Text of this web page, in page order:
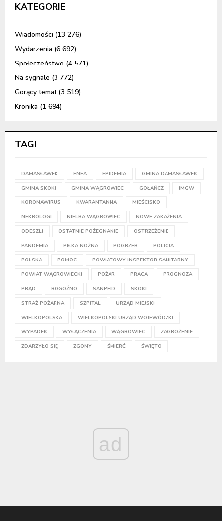
KATEGORIE
Wiadomości (13 276)
Wydarzenia (6 692)
Społeczeństwo (4 571)
Na sygnale (3 772)
Gorący temat(3 519)
Kronika (1 694)
TAGI
DAMASŁAWEK ENEA EPIDEMIA GMINA DAMASŁAWEK
GMINA SKOKI GMINA WĄGROWIEC GOŁAŃCZ IMGW
KORONAWIRUS KWARANTANNA MIEŚCISKO
NEKROLOGI NIELBA WĄGROWIEC NOWE ZAKAŻENIA
ODESZLI OSTATNIE POŻEGNANIE OSTRZEŻENIE
PANDEMIA PIŁKA NOŻNA POGRZEB POLICJA
POLSKA POMOC POWIATOWY INSPEKTOR SANITARNY
POWIAT WĄGROWIECKI POŻAR PRACA PROGNOZA
PRĄD ROGOŹNO SANPEID SKOKI
STRAŻ POŻARNA SZPITAL URZĄD MIEJSKI
WIELKOPOLSKA WIELKOPOLSKI URZĄD WOJEWÓDZKI
WYPADEK WYŁĄCZENIA WĄGROWIEC ZAGROŻENIE
ZDARZYŁO SIĘ ZGONY ŚMIERĆ ŚWIĘTO
ad